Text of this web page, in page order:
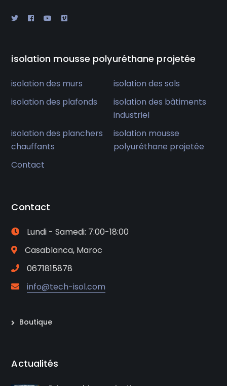
isolation mousse polyuréthane projetée
isolation des murs
isolation des sols
isolation des plafonds
isolation des bâtiments
industriel
isolation des planchers
chauffants
isolation mousse
polyuréthane projetée
Contact
Contact
Lundi - Samedi: 7:00-18:00
Casablanca, Maroc
0671815878
info@tech-isol.com
Boutique
Actualités